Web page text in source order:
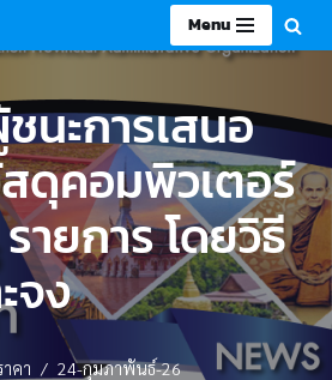
Menu
นะการเสนอ
ดุคอมพิวเตอร์
ายการ โดยวิธี
จง
คา 24-กุมภาพันธ์-26